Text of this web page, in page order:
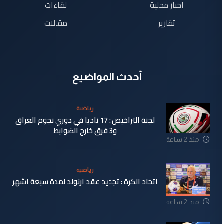
اخبار محلية
تقارير
لقاءات
مقالات
أحدث المواضيع
منذ 2 ساعة
رياضية
لجنة التراخيص : 17 ناديا في دوري نجوم العراق
و3 فرق خارج الضوابط
منذ 2 ساعة
رياضية
اتحاد الكرة : تجديد عقد ارنولد لمدة سبعة اشهر